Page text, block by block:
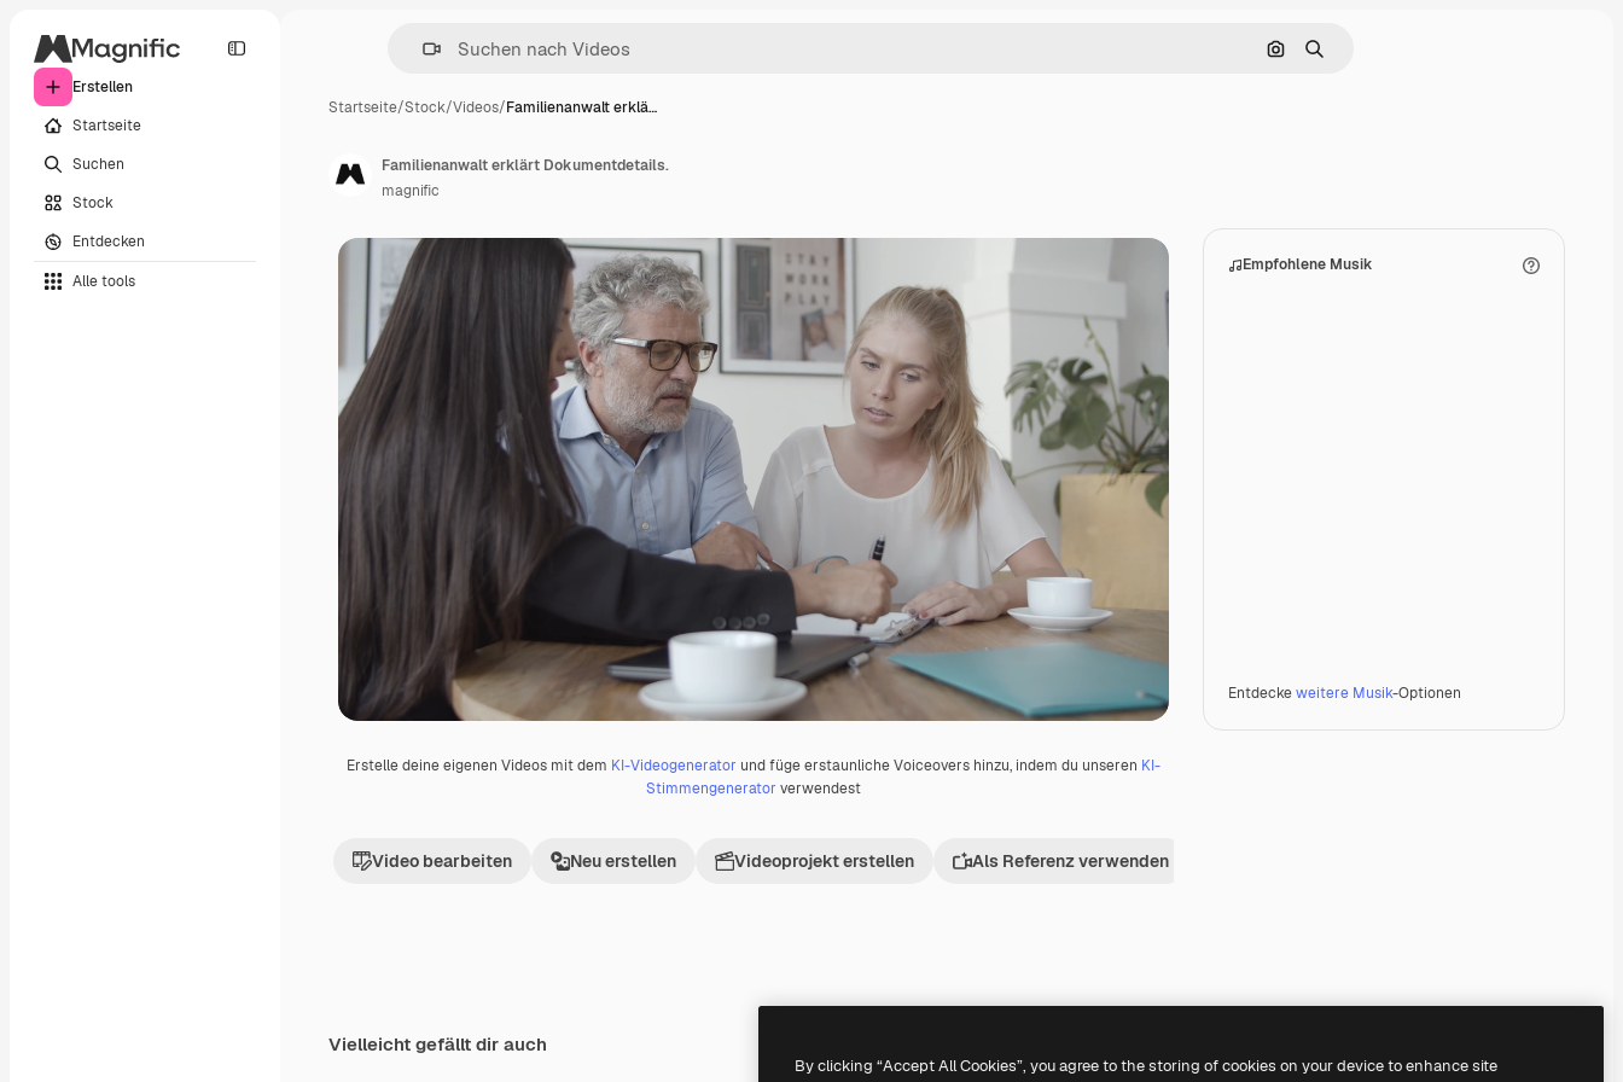
Erstellen
Startseite
Suchen
Stock
Entdecken
Alle tools
Nach Bild suchen
Suchen
Startseite/Stock/Videos/Familienanwalt erklä…
Erstelle deine eigenen Videos mit dem KI-Videogenerator und füge erstaunliche Voiceovers hinzu, indem du unseren KI-
Stimmengenerator verwendest
Video bearbeiten Neu erstellen Videoprojekt erstellen Als Referenz verwenden
Empfohlene Musik
Entdeckeweitere Musik-Optionen
Familienanwalt erklärt Dokumentdetails.
magnific
Vielleicht gefällt dir auch
By clicking “Accept All Cookies”, you agree to the storing of cookies on your device to enhance site